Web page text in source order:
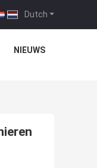
Dutch
NIEUWS